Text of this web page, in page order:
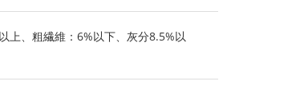
上、粗繊維：6%以下、灰分8.5%以